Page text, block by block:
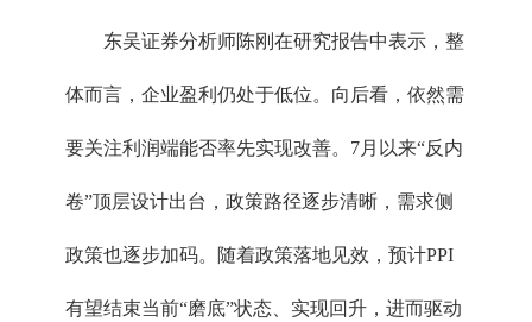
东吴证券分析师陈刚在研究报告中表示，整
体而言，企业盈利仍处于低位。向后看，依然需
要关注利润端能否率先实现改善。7月以来“反内
卷”顶层设计出台，政策路径逐步清晰，需求侧
政策也逐步加码。随着政策落地见效，预计PPI
有望结束当前“磨底”状态、实现回升，进而驱动